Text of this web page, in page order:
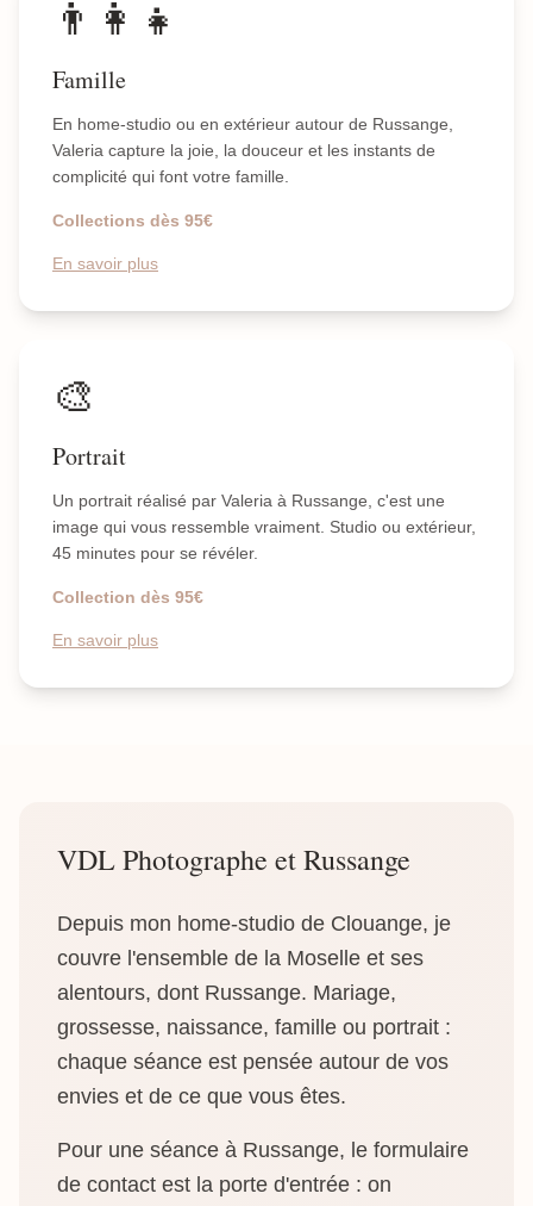
👨‍👩‍👧
Famille
En home-studio ou en extérieur autour de Russange,
Valeria capture la joie, la douceur et les instants de
complicité qui font votre famille.
Collections dès 95€
En savoir plus
🎨
Portrait
Un portrait réalisé par Valeria à Russange, c'est une
image qui vous ressemble vraiment. Studio ou extérieur,
45 minutes pour se révéler.
Collection dès 95€
En savoir plus
VDL Photographe et Russange
Depuis mon home-studio de Clouange, je
couvre l'ensemble de la Moselle et ses
alentours, dont Russange. Mariage,
grossesse, naissance, famille ou portrait :
chaque séance est pensée autour de vos
envies et de ce que vous êtes.
Pour une séance à Russange, le formulaire
de contact est la porte d'entrée : on